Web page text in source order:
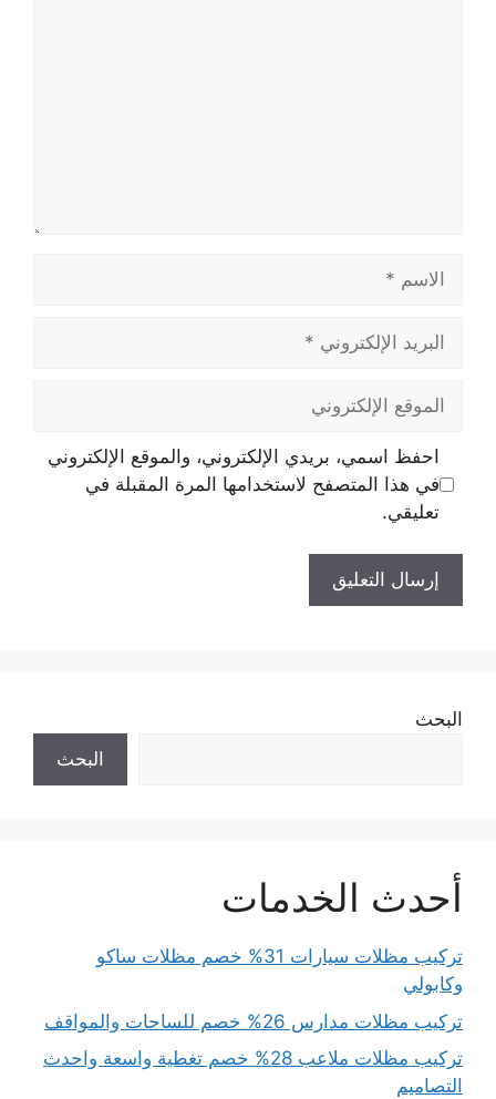
الإلكتروني
الإلكتروني
احفظ اسمي، بريدي الإلكتروني، والموقع الإلكتروني
في هذا المتصفح لاستخدامها المرة المقبلة في
تعليقي.
البحث
البحث
أحدث الخدمات
تركيب مظلات سيارات 31% خصم مظلات ساكو
وكابولي
تركيب مظلات مدارس 26% خصم للساحات والمواقف
تركيب مظلات ملاعب 28% خصم تغطية واسعة واحدث
التصاميم